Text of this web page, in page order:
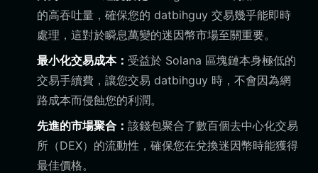
的高吞吐量，確保您的 datbihguy 交易幾乎能即時
處理，這對於瞬息萬變的迷因幣市場至關重要。
最小化交易成本： 受益於 Solana 區塊鏈本身極低的
交易手續費，讓您交易 datbihguy 時，不會因為網
路成本而侵蝕您的利潤。
先進的市場聚合： 該錢包聚合了數百個去中心化交易
所（DEX）的流動性，確保您在兌換迷因幣時能獲得
最佳價格。